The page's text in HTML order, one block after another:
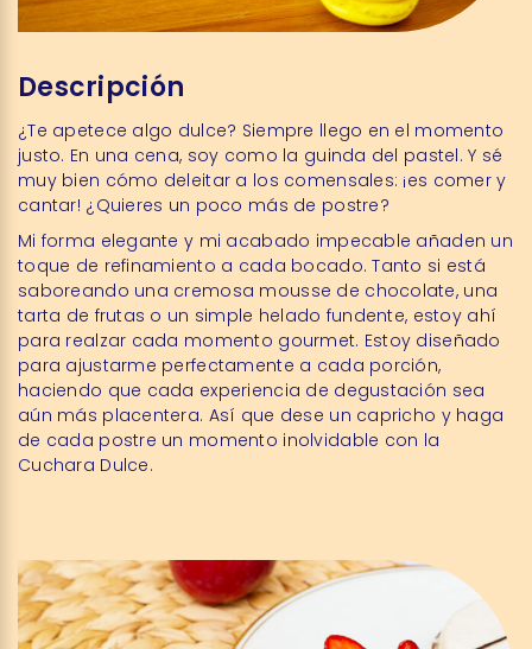
Descripción
¿Te apetece algo dulce? Siempre llego en el momento
justo. En una cena, soy como la guinda del pastel. Y sé
muy bien cómo deleitar a los comensales: ¡es comer y
cantar! ¿Quieres un poco más de postre?
Mi forma elegante y mi acabado impecable añaden un
toque de refinamiento a cada bocado. Tanto si está
saboreando una cremosa mousse de chocolate, una
tarta de frutas o un simple helado fundente, estoy ahí
para realzar cada momento gourmet. Estoy diseñado
para ajustarme perfectamente a cada porción,
haciendo que cada experiencia de degustación sea
aún más placentera. Así que dese un capricho y haga
de cada postre un momento inolvidable con la
Cuchara Dulce.